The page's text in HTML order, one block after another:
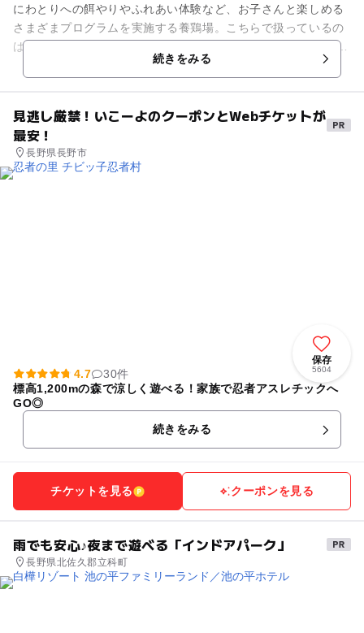
にわとりへの餌やりやふれあい体験など、お子さんと楽しめる
さまざまプログラムを実施する養鶏場。こちらで扱っているの
は、2008年に農林水産大臣賞を受賞し、テレビ番組などでも取
り上げられたことがある...続きをみる
見逃し厳禁！いこーよのクーポンとWebチケットが
最安！
長野県長野市
保存
5604
4.7
30件
標高1,200mの森で涼しく遊べる！家族で忍者アスレチックへ
GO◎
続きをみる
チケットを見る クーポンを見る
雨でも安心♪夜まで遊べる「インドアパーク」
長野県北佐久郡立科町